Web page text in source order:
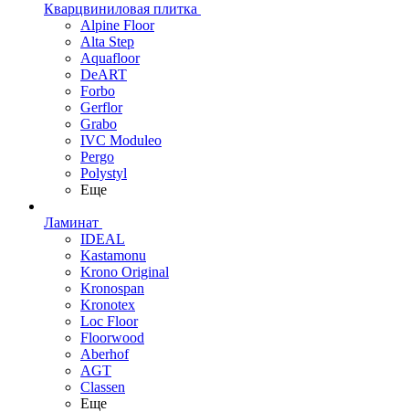
Кварцвиниловая плитка
Alpine Floor
Alta Step
Aquafloor
DeART
Forbo
Gerflor
Grabo
IVC Moduleo
Pergo
Polystyl
Еще
Ламинат
IDEAL
Kastamonu
Krono Original
Kronospan
Kronotex
Loc Floor
Floorwood
Aberhof
AGT
Classen
Еще